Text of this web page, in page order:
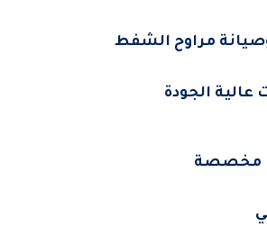
مراوح الشفط
عالية الجودة
مخصصة